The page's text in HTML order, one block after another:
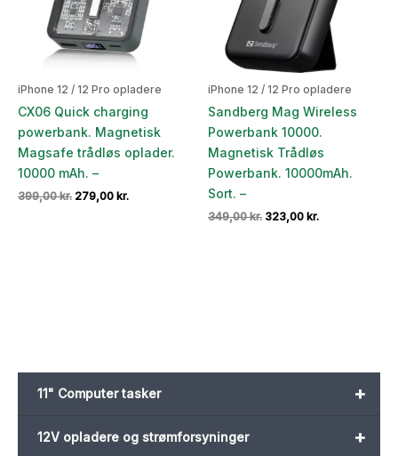
+
11" Computer tasker
+
12V opladere og strømforsyninger
iPhone 12 / 12 Pro opladere
CX06 Quick charging
powerbank. Magnetisk
Magsafe trådløs oplader.
10000 mAh. –
399,00kr. Den
279,00 kr.Den
iPhone 12 / 12 Pro opladere
Sandberg Mag Wireless
Powerbank 10000.
Magnetisk Trådløs
Powerbank. 10000mAh.
Sort. –
349,00kr. Den
323,00 kr.Den